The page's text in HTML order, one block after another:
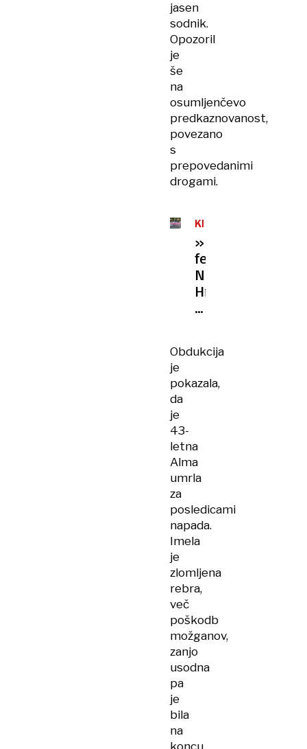
jasen
sodnik.
Opozoril
je
še
na
osumljenčevo
predkaznovanost,
povezano
s
prepovedanimi
drogami.
KRONIKA
»Epidemija
femcida«:
Na
Hrvaškem
letos
brutalni
žensk
Obdukcija
je
pokazala,
da
je
43-
letna
Alma
umrla
za
posledicami
napada.
Imela
je
zlomljena
rebra,
več
poškodb
možganov,
zanjo
usodna
pa
je
bila
na